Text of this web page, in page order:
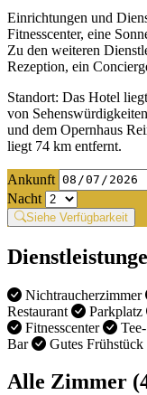
Einrichtungen und
Fitnesscenter, eine
Zu den weiteren
Rezeption, ein
Standort: Das Hotel
von
und dem Opernhaus
liegt 74 km entfernt.
Ankunft
Nacht
Siehe Verfügbarkeit
Nichtraucherzimmer
Restaurant
Parkplatz
Fitnesscenter
Bar
Gutes Frühstück
Alle Zimmer